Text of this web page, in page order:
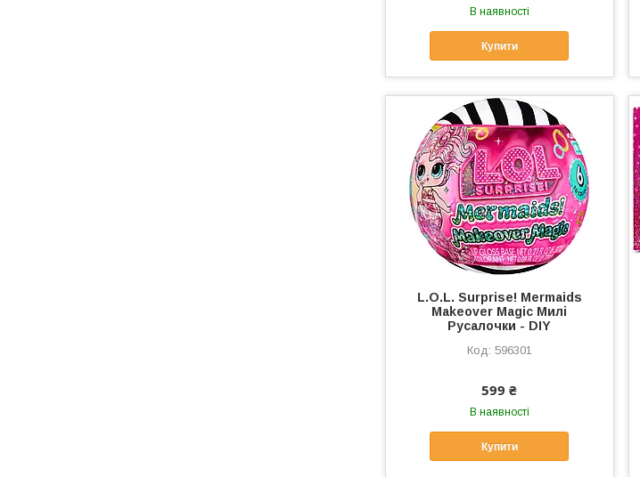
В наявності
Купити
L.O.L. Surprise! Mermaids
Makeover Magic Милі
Русалочки - DIY
596301
599 ₴
В наявності
Купити